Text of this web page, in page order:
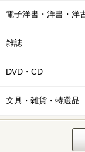
電子洋書・洋書・洋
雑誌
DVD・CD
文具・雑貨・特選品